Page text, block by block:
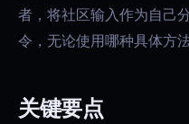
者，将社区输入作为自己
令，无论使用哪种具体方
关键要点